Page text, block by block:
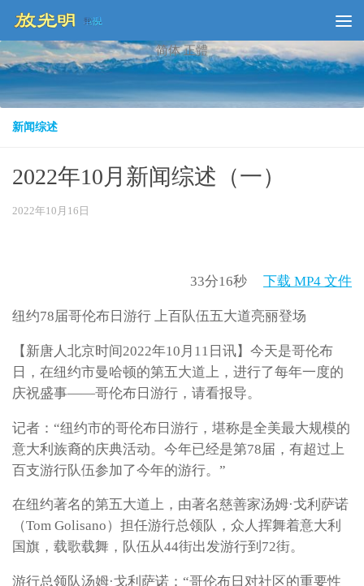
Skip to content
简体 正體
新闻综述
2022年10月新闻综述（一）
2022年10月16日
33分16秒 下载 MP4 文件
纽约78届哥伦布日游行 上百队伍五大道亮丽登场
【新唐人北京时间2022年10月11日讯】今天是哥伦布
日，在纽约市曼哈顿的第五大道上，进行了每年一度的
庆祝盛事——哥伦布日游行，请看报导。
记者：“纽约市的哥伦布日游行，堪称是全美最大规模的
意大利族裔的庆典活动。今年已经是第78届，有超过上
百支游行队伍参加了今年的游行。”
在纽约著名的第五大道上，由著名慈善家汤姆·戈利萨诺
（Tom Golisano）担任游行总领队，众人挥舞着意大利
国旗，载歌载舞，队伍从44街出发游行到72街。
游行总领队汤姆·戈利萨诺：“哥伦布日对社区的重要性